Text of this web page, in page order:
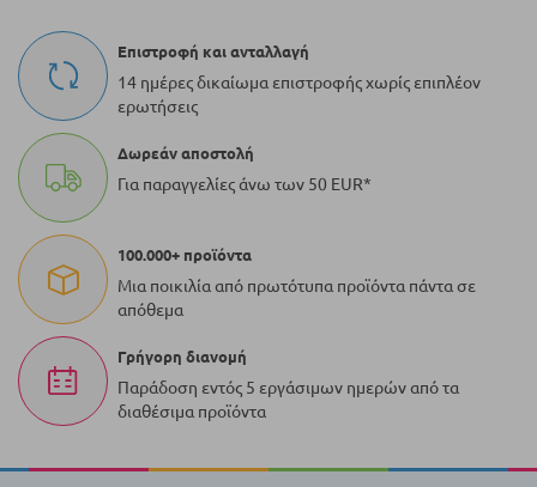
Επιστροφή και ανταλλαγή
14 ημέρες δικαίωμα επιστροφής χωρίς επιπλέον
ερωτήσεις
Δωρεάν αποστολή
Για παραγγελίες άνω των 50 EUR*
100.000+ προϊόντα
Μια ποικιλία από πρωτότυπα προϊόντα πάντα σε
απόθεμα
Γρήγορη διανομή
Παράδοση εντός 5 εργάσιμων ημερών από τα
διαθέσιμα προϊόντα